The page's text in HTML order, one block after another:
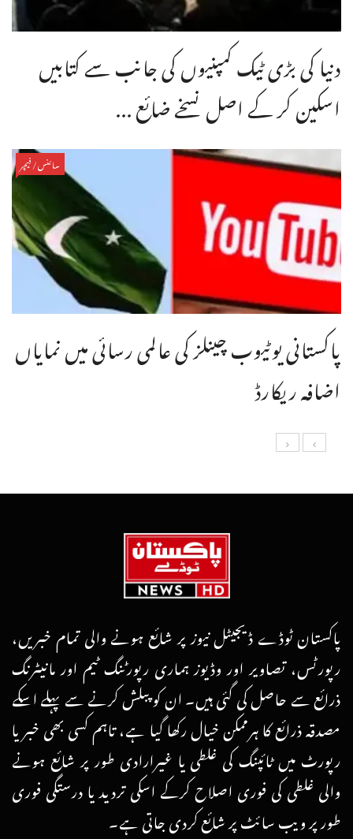
دنیا کی بڑی ٹیک کمپنیوں کی جانب سے کتابیں
اسکین کر کے اصل نسخے ضائع ...
سائنس/فیچر
پاکستانی یوٹیوب چینلز کی عالمی رسائی میں نمایاں
اضافہ ریکارڈ
پاکستان ٹوڈے ڈیجیٹل نیوز پر شائع ہونے والی تمام خبریں،
رپورٹس، تصاویر اور وڈیوز ہماری رپورٹنگ ٹیم اور مانیٹرنگ
ذرائع سے حاصل کی گئی ہیں۔ ان کو پبلش کرنے سے پہلے اسکے
مصدقہ ذرائع کا ہرممکن خیال رکھا گیا ہے، تاہم کسی بھی خبر یا
رپورٹ میں ٹائپنگ کی غلطی یا غیرارادی طور پر شائع ہونے
والی غلطی کی فوری اصلاح کرکے اسکی تردید یا درستگی فوری
طور پر ویب سائٹ پر شائع کردی جاتی ہے۔